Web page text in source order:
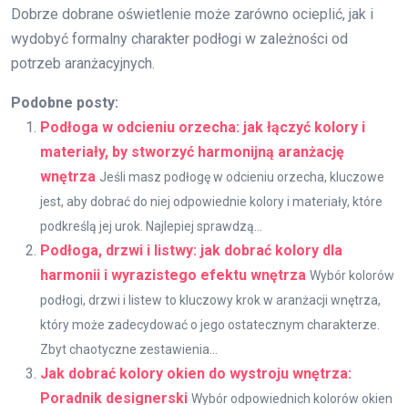
Dobrze dobrane oświetlenie może zarówno ocieplić, jak i
wydobyć formalny charakter podłogi w zależności od
potrzeb aranżacyjnych.
Podobne posty:
Podłoga w odcieniu orzecha: jak łączyć kolory i
materiały, by stworzyć harmonijną aranżację
wnętrza Jeśli masz podłogę w odcieniu orzecha, kluczowe
jest, aby dobrać do niej odpowiednie kolory i materiały, które
podkreślą jej urok. Najlepiej sprawdzą...
Podłoga, drzwi i listwy: jak dobrać kolory dla
harmonii i wyrazistego efektu wnętrza Wybór kolorów
podłogi, drzwi i listew to kluczowy krok w aranżacji wnętrza,
który może zadecydować o jego ostatecznym charakterze.
Zbyt chaotyczne zestawienia...
Jak dobrać kolory okien do wystroju wnętrza:
Poradnik designerski Wybór odpowiednich kolorów okien